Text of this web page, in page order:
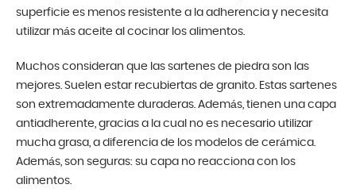
superficie es menos resistente a la adherencia y necesita
utilizar más aceite al cocinar los alimentos.
Muchos consideran que las sartenes de piedra son las
mejores. Suelen estar recubiertas de granito. Estas sartenes
son extremadamente duraderas. Además, tienen una capa
antiadherente, gracias a la cual no es necesario utilizar
mucha grasa, a diferencia de los modelos de cerámica.
Además, son seguras: su capa no reacciona con los
alimentos.